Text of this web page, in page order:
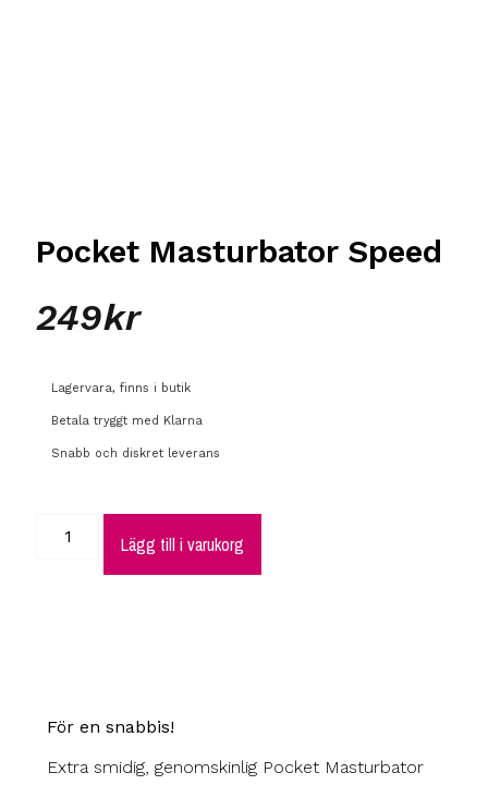
Pocket Masturbator Speed
249kr
Lagervara, finns i butik
Betala tryggt med Klarna
Snabb och diskret leverans
Lägg till i varukorg
För en snabbis!
Extra smidig, genomskinlig Pocket Masturbator